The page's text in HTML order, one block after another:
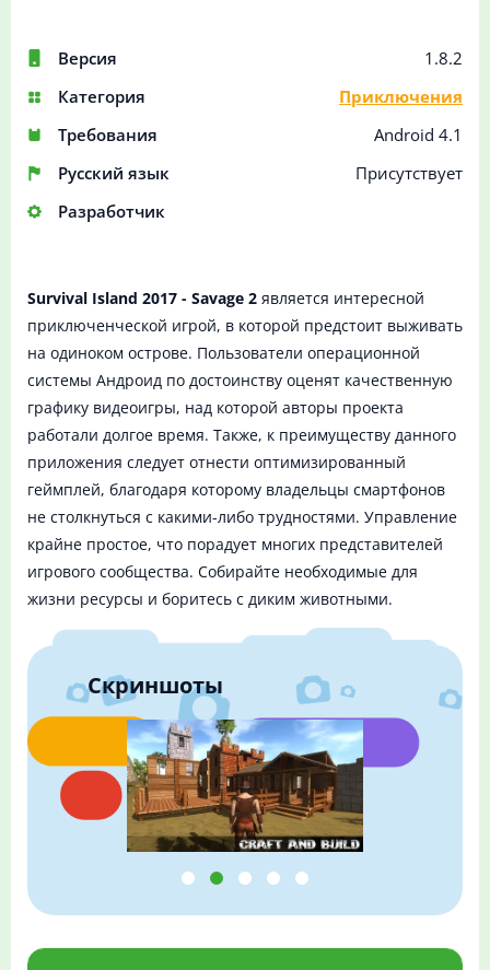
Версия
1.8.2
Категория
Приключения
Требования
Android 4.1
Русский язык
Присутствует
Разработчик
Survival Island 2017 - Savage 2 является интересной
приключенческой игрой, в которой предстоит выживать
на одиноком острове. Пользователи операционной
системы Андроид по достоинству оценят качественную
графику видеоигры, над которой авторы проекта
работали долгое время. Также, к преимуществу данного
приложения следует отнести оптимизированный
геймплей, благодаря которому владельцы смартфонов
не столкнуться с какими-либо трудностями. Управление
крайне простое, что порадует многих представителей
игрового сообщества. Собирайте необходимые для
жизни ресурсы и боритесь с диким животными.
Скриншоты